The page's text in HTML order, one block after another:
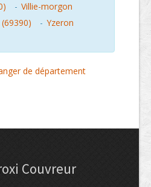
- Villie-morgon
- Yzeron
de département
Couvreur